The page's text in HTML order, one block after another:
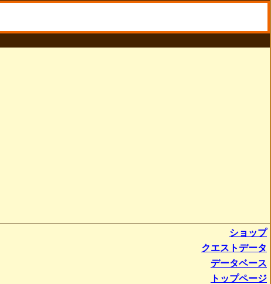
ショップ
クエストデータ
データベース
トップページ